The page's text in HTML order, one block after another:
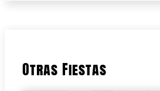
Otras Fiestas